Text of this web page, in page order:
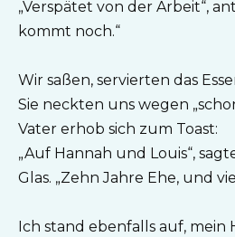
„Verspätet von der Arbeit“,
kommt noch.“
Wir saßen, servierten das
Sie neckten uns wegen
Vater erhob sich zum Toast:
„Auf Hannah und Louis“,
Glas. „Zehn Jahre Ehe, und
Ich stand ebenfalls auf, mein